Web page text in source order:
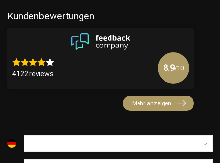
Kundenbewertungen
4122 reviews
8.9/10
Mehr anzeigen